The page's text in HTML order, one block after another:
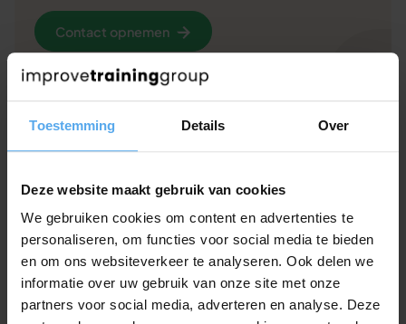
Toestemming Details Over
Deze website maakt gebruik van cookies
We gebruiken cookies om content en advertenties te
personaliseren, om functies voor social media te bieden
en om ons websiteverkeer te analyseren. Ook delen we
informatie over uw gebruik van onze site met onze
partners voor social media, adverteren en analyse. Deze
Contact opnemen
Offerte aanvragen
Of bel ons gewoon even op 030 - 227 2404
Veelgestelde vragen over deze
workshop
Andere klanten hadden deze vragen. Misschien helpt